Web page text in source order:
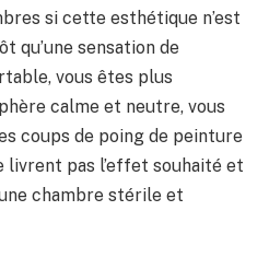
si cette esthétique n’est
qu’une sensation de
vous êtes plus
calme et neutre, vous
coups de poing de peinture
livrent pas l’effet souhaité et
chambre stérile et